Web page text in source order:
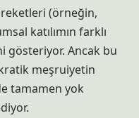
(örneğin,
katılımın farklı
gösteriyor. Ancak bu
meşruiyetin
tamamen yok